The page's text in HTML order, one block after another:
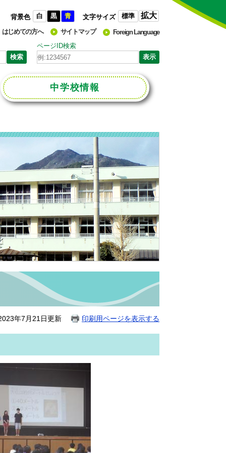
背景色 白 黒 青 文字サイズ 標準 拡大
はじめての方へ サイトマップ
Foreign Language
ページID検索
中学校情報
年7月21日更新 印刷用ページを表示する